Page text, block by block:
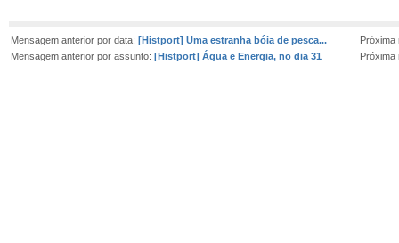
Mensagem anterior por data: [Histport] Uma estranha bóia de pesca...
Próxima
Mensagem anterior por assunto: [Histport] Água e Energia, no dia 31